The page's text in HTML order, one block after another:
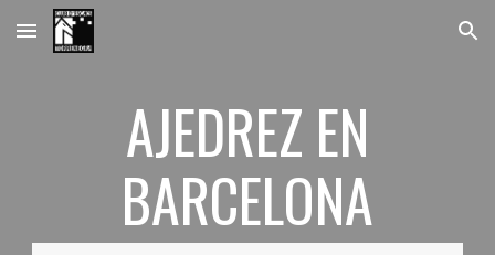
Skip to main content Skip to navigation
AJEDREZ EN
BARCELONA